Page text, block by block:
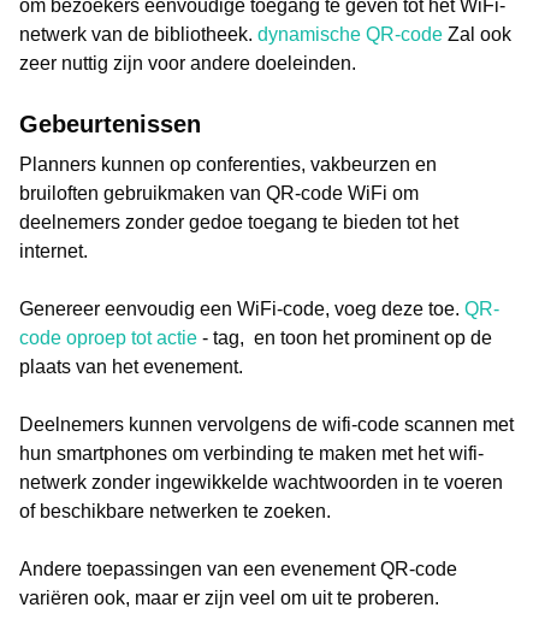
om bezoekers eenvoudige toegang te geven tot het WiFi-
netwerk van de bibliotheek. dynamische QR-code Zal ook
zeer nuttig zijn voor andere doeleinden.
Gebeurtenissen
Planners kunnen op conferenties, vakbeurzen en
bruiloften gebruikmaken van QR-code WiFi om
deelnemers zonder gedoe toegang te bieden tot het
internet.
Genereer eenvoudig een WiFi-code, voeg deze toe. QR-
code oproep tot actie - tag, en toon het prominent op de
plaats van het evenement.
Deelnemers kunnen vervolgens de wifi-code scannen met
hun smartphones om verbinding te maken met het wifi-
netwerk zonder ingewikkelde wachtwoorden in te voeren
of beschikbare netwerken te zoeken.
Andere toepassingen van een evenement QR-code
variëren ook, maar er zijn veel om uit te proberen.